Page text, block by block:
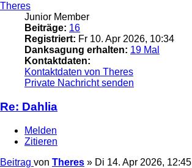
Theres
Junior Member
Beiträge: 16
Registriert: Fr 10. Apr 2026, 10:34
Danksagung erhalten: 19 Mal
Kontaktdaten:
Kontaktdaten von Theres
Private Nachricht senden
Re: Dahlia
Melden
Zitieren
Beitrag von Theres » Di 14. Apr 2026, 12:45